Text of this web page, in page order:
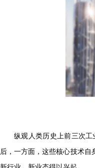
纵观人类历史上前三次
后，一方面，这些核心技术